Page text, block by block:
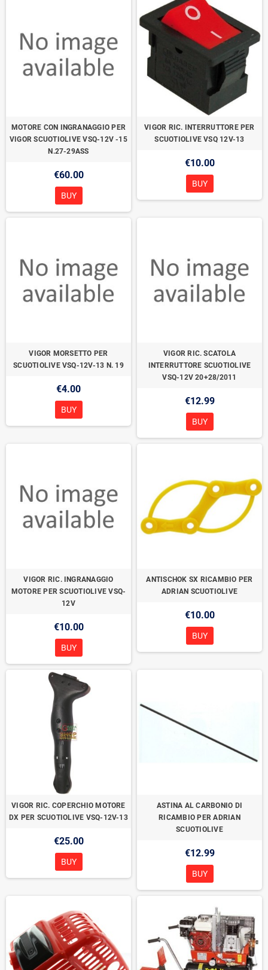
MOTORE CON INGRANAGGIO PER
VIGOR SCUOTIOLIVE VSQ-12V -15
N.27-29ASS
€60.00
BUY
VIGOR RIC. INTERRUTTORE PER
SCUOTIOLIVE VSQ 12V-13
€10.00
BUY
VIGOR MORSETTO PER
SCUOTIOLIVE VSQ-12V-13 N. 19
€4.00
BUY
VIGOR RIC. SCATOLA
INTERRUTTORE SCUOTIOLIVE
VSQ-12V 20+28/2011
€12.99
BUY
VIGOR RIC. INGRANAGGIO
MOTORE PER SCUOTIOLIVE VSQ-
12V
€10.00
BUY
ANTISCHOK SX RICAMBIO PER
ADRIAN SCUOTIOLIVE
€10.00
BUY
VIGOR RIC. COPERCHIO MOTORE
DX PER SCUOTIOLIVE VSQ-12V-13
€25.00
BUY
ASTINA AL CARBONIO DI
RICAMBIO PER ADRIAN
SCUOTIOLIVE
€12.99
BUY